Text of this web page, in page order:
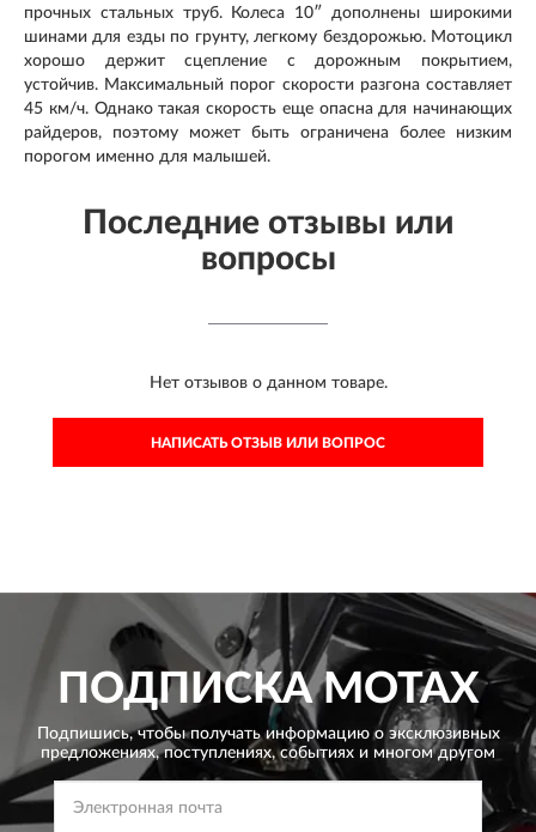
прочных стальных труб. Колеса 10″ дополнены широкими
шинами для езды по грунту, легкому бездорожью. Мотоцикл
хорошо держит сцепление с дорожным покрытием,
устойчив. Максимальный порог скорости разгона составляет
45 км/ч. Однако такая скорость еще опасна для начинающих
райдеров, поэтому может быть ограничена более низким
порогом именно для малышей.
Последние отзывы или
вопросы
Нет отзывов о данном товаре.
НАПИСАТЬ ОТЗЫВ ИЛИ ВОПРОС
ПОДПИСКАMOTAX
Подпишись, чтобы получать информацию о эксклюзивных
предложениях,поступлениях, событиях и многом другом